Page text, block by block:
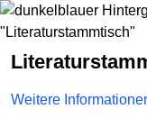
Weitere